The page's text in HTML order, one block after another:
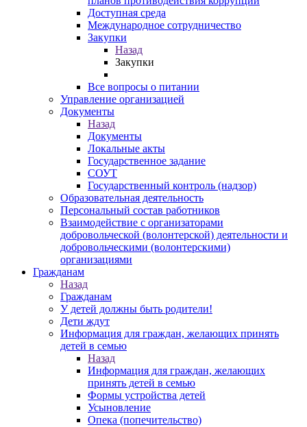
Доступная среда
Международное сотрудничество
Закупки
Назад
Закупки
Все вопросы о питании
Управление организацией
Документы
Назад
Документы
Локальные акты
Государственное задание
СОУТ
Государственный контроль (надзор)
Образовательная деятельность
Персональный состав работников
Взаимодействие с организаторами
добровольческой (волонтерской) деятельности и
добровольческими (волонтерскими)
организациями
Гражданам
Назад
Гражданам
У детей должны быть родители!
Дети ждут
Информация для граждан, желающих принять
детей в семью
Назад
Информация для граждан, желающих
принять детей в семью
Формы устройства детей
Усыновление
Опека (попечительство)